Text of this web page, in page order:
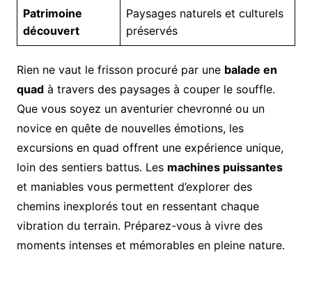
Patrimoine
découvert
Paysages naturels et culturels
préservés
Rien ne vaut le frisson procuré par une balade en
quadà travers des paysages à couper le souffle.
Que vous soyez un aventurier chevronné ou un
novice en quête de nouvelles émotions, les
excursions en quad offrent une expérience unique,
loin des sentiers battus. Les machines puissantes
et maniables vous permettent d’explorer des
chemins inexplorés tout en ressentant chaque
vibration du terrain. Préparez-vous à vivre des
moments intenses et mémorables en pleine nature.